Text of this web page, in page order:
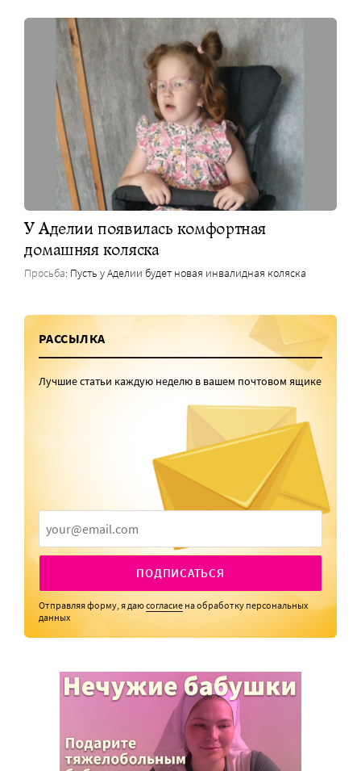
У Аделии появилась комфортная
домашняя коляска
Просьба: Пусть у Аделии будет новая инвалидная коляска
РАССЫЛКА
Лучшие статьи каждую неделю в вашем почтовом ящике
ПОДПИСАТЬСЯ
Отправляя форму, я даюсогласие на обработку персональных
данных